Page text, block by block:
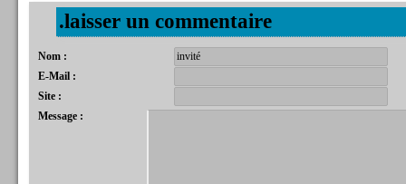
.laisser un commentaire
Nom :
E-Mail :
Site :
Message :